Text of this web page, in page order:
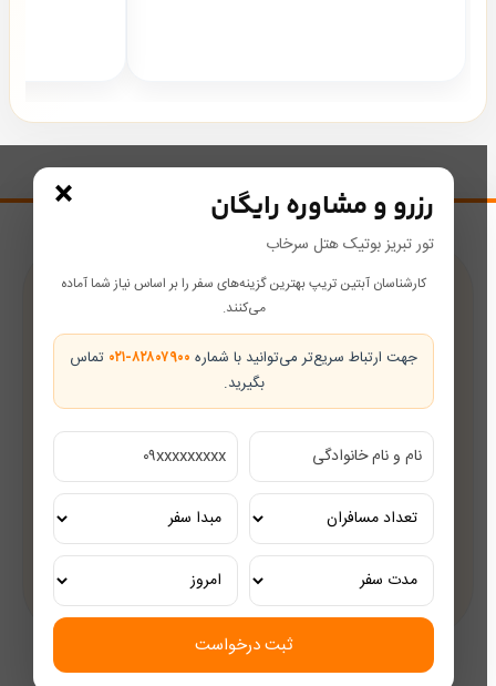
رزرو و مشاوره رایگان
تور تبریز بوتیک هتل سرخاب
کارشناسان آبتین تریپ بهترین گزینه‌های سفر را بر اساس نیاز شما آماده
می‌کنند.
جهت ارتباط سریع‌تر می‌توانید با شماره ۰۲۱-۸۲۸۰۷۹۰۰ تماس
بگیرید.
×
ثبت درخواست
پشتیبانی در طول سفر
همراه شما از رزرو تا بازگشت
تضمین بهترین قیمت
قیمت‌های رقابتی
مشاوره رایگان
کارشناسان مجرب گردشگری
تور ریلی اختصاصی
تجربه‌ای لوکس و به‌یادماندنی